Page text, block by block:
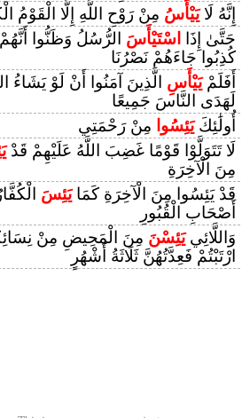
إِنَّهُ لَايَيْأَسُ مِنْ رَوْحِ اللَّهِ إِلَّا الْقَوْمُ
حَتَّىٰ إِذَا اسْتَيْأَسَ الرُّسُلُ وَظَنُّوا
كُذِبُوا جَاءَهُمْ نَصْرُنَا
أَفَلَمْيَيْأَسِ الَّذِينَ آمَنُوا أَنْ لَوْ يَشَاءُ
لَهَدَى النَّاسَ جَمِيعًا
أُولَٰئِكَيَئِسُوا مِنْ رَحْمَتِي
لَا تَتَوَلَّوْا قَوْمًا غَضِبَ اللَّهُ عَلَيْهِمْ قَدْ
مِنَ الْآخِرَةِ
قَدْ يَئِسُوا مِنَ الْآخِرَةِ كَمَايَئِسَ
أَصْحَابِ الْقُبُورِ
وَاللَّائِييَئِسْنَ مِنَ الْمَحِيضِ مِنْ
ارْتَبْتُمْ فَعِدَّتُهُنَّ ثَلَاثَةُ أَشْهُرٍ